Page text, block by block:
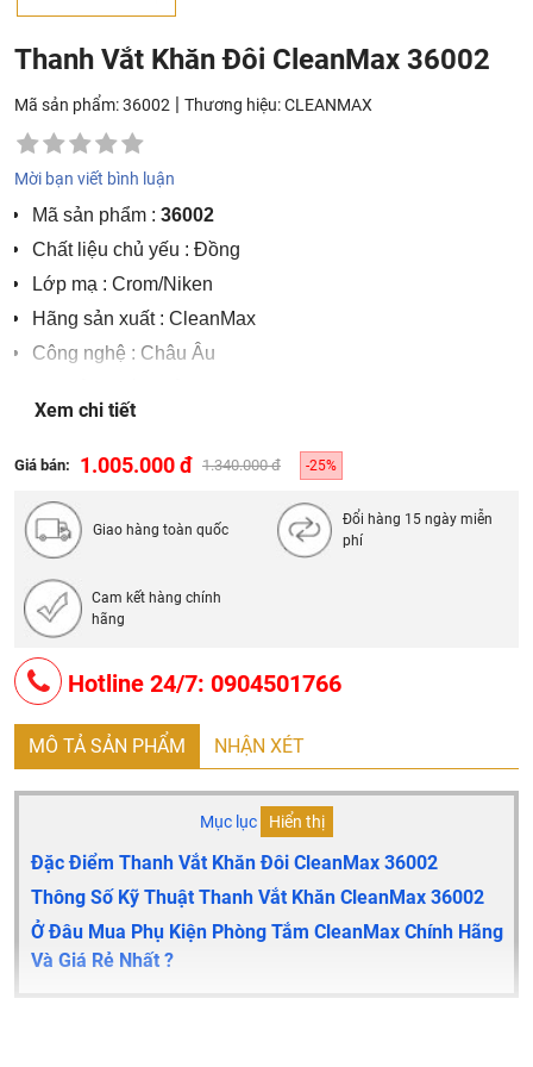
Thanh Vắt Khăn Đôi CleanMax 36002
Mã sản phẩm: 36002 | Thương hiệu:CLEANMAX
Mời bạn viết bình luận
Mã sản phẩm : 36002
Chất liệu chủ yếu : Đồng
Lớp mạ : Crom/Niken
Hãng sản xuất : CleanMax
Công nghệ : Châu Âu
Bảo hành 5 năm
Xem chi tiết
Giá bán: 1.005.000 đ 1.340.000 đ -25%
Giao hàng toàn quốc
Đổi hàng 15 ngày miễn
phí
Cam kết hàng chính
hãng
Hotline 24/7: 0904501766
MÔ TẢ SẢN PHẨM NHẬN XÉT
Mục lục Hiển thị
Đặc Điểm Thanh Vắt Khăn Đôi CleanMax 36002
Thông Số Kỹ Thuật Thanh Vắt Khăn CleanMax 36002
Ở Đâu Mua Phụ Kiện Phòng Tắm CleanMax Chính Hãng
Và Giá Rẻ Nhất ?